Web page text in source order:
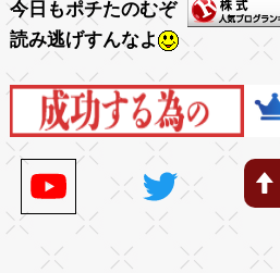
今日もポチたのむぞ
読み逃げすんなよ